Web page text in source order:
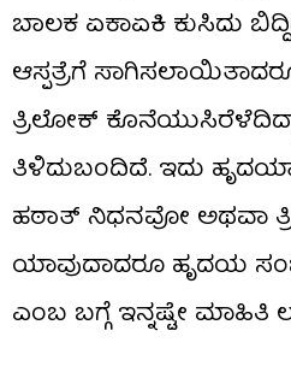
ಬಾಲಕ ಏಕಾಏಕಿ ಕುಸಿದು
ಆಸ್ಪತ್ರೆಗೆ
ತ್ರಿಲೋಕ್
ತಿಳಿದುಬಂದಿದೆ. ಇದು
ಹಠಾತ್ ನಿಧನವೋ ಅಥವಾ
ಯಾವುದಾದರೂ ಹೃದಯ
ಎಂಬ ಬಗ್ಗೆ ಇನ್ನಷ್ಟೇ ಮಾಹಿತಿ